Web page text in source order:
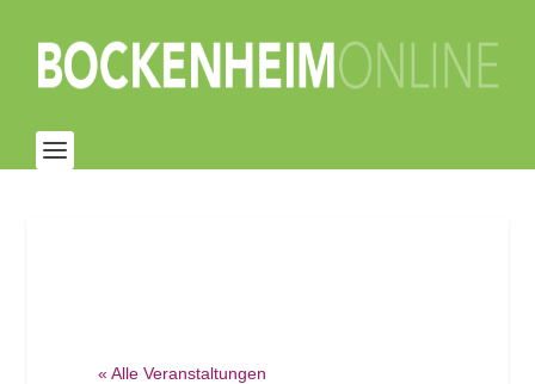
« Alle Veranstaltungen